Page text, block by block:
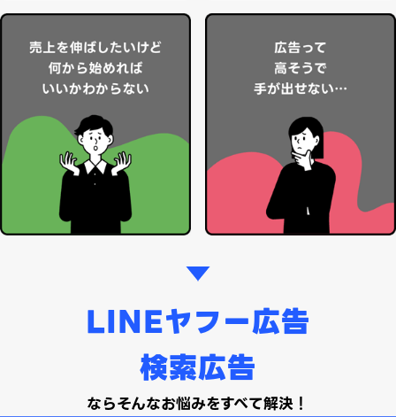
LINEヤフー広告
検索広告
ならそんなお悩みをすべて解決！